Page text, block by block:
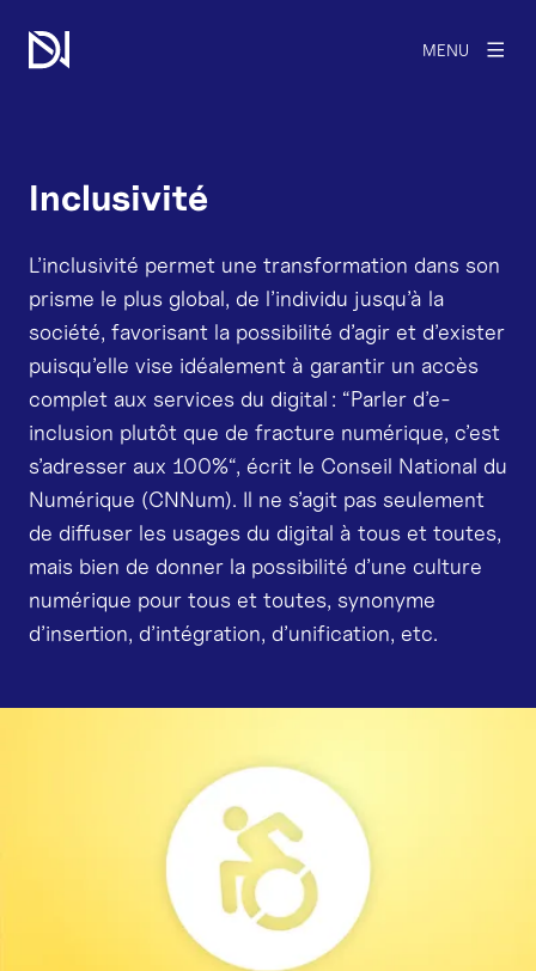
MENU
Inclusivité
L’inclusivité permet une transformation dans son
prisme le plus global, de l’individu jusqu’à la
société, favorisant la possibilité d’agir et d’exister
puisqu’elle vise idéalement à garantir un accès
complet aux services du digital : “Parler d’e-
inclusion plutôt que de fracture numérique, c’est
s’adresser aux 100%“, écrit le Conseil National du
Numérique (CNNum). Il ne s’agit pas seulement
de diffuser les usages du digital à tous et toutes,
mais bien de donner la possibilité d’une culture
numérique pour tous et toutes, synonyme
d’insertion, d’intégration, d’unification, etc.